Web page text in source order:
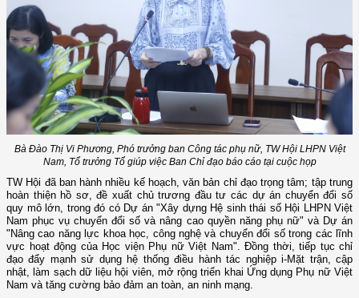
Bà Đào Thị Vi Phương, Phó trưởng ban Công tác phụ nữ, TW Hội LHPN Việt
Nam, Tổ trưởng Tổ giúp việc Ban Chỉ đạo báo cáo tại cuộc họp
TW Hội đã ban hành nhiều kế hoạch, văn bản chỉ đạo trọng tâm; tập trung
hoàn thiện hồ sơ, đề xuất chủ trương đầu tư các dự án chuyển đổi số
quy mô lớn, trong đó có Dự án "Xây dựng Hệ sinh thái số Hội LHPN Việt
Nam phục vụ chuyển đổi số và nâng cao quyền năng phụ nữ" và Dự án
"Nâng cao năng lực khoa học, công nghệ và chuyển đổi số trong các lĩnh
vực hoạt động của Học viện Phụ nữ Việt Nam". Đồng thời, tiếp tục chỉ
đạo đẩy mạnh sử dụng hệ thống điều hành tác nghiệp i-Mặt trận, cập
nhật, làm sạch dữ liệu hội viên, mở rộng triển khai Ứng dụng Phụ nữ Việt
Nam và tăng cường bảo đảm an toàn, an ninh mạng.